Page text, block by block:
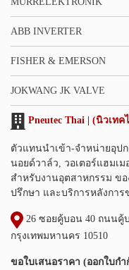
ABB INVERTER
FISHER & EMERSON
JOKWANG JK VALVE
Pneutec Thai | (นิวเท
ตัวแทนนำเข้า-จำหน่ายอุป
นอยด์วาล์ว, วอเตอร์แฮมเ
สำหรับงานอุตสาหกรรม ข
ปรึกษา และบริการหลังการ
26 ซอยคู้บอน 40 ถนนคู้
กรุงเทพมหานคร 10510
ขอใบเสนอราคา (ออกใบก